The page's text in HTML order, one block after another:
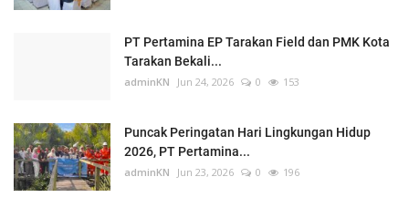
PT Pertamina EP Tarakan Field dan PMK Kota
Tarakan Bekali...
adminKN Jun 24, 2026 0 153
Puncak Peringatan Hari Lingkungan Hidup
2026, PT Pertamina...
adminKN Jun 23, 2026 0 196